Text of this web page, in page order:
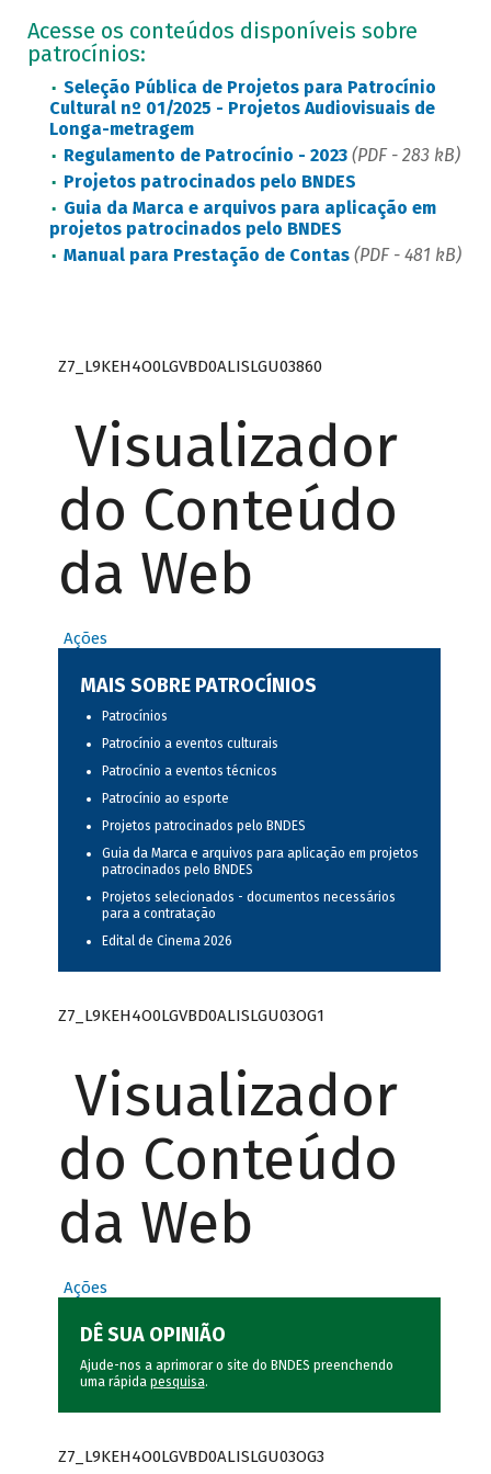
Acesse os conteúdos disponíveis sobre
patrocínios:
Seleção Pública de Projetos para Patrocínio
Cultural nº 01/2025 - Projetos Audiovisuais de
Longa-metragem
Regulamento de Patrocínio - 2023 (PDF - 283 kB)
Projetos patrocinados pelo BNDES
Guia da Marca e arquivos para aplicação em
projetos patrocinados pelo BNDES
Manual para Prestação de Contas (PDF - 481 kB)
Z7_L9KEH4O0LGVBD0ALISLGU03860
Visualizador
do Conteúdo
da Web
Ações
MAIS SOBRE PATROCÍNIOS
Patrocínios
Patrocínio a eventos culturais
Patrocínio a eventos técnicos
Patrocínio ao esporte
Projetos patrocinados pelo BNDES
Guia da Marca e arquivos para aplicação em projetos
patrocinados pelo BNDES
Projetos selecionados - documentos necessários
para a contratação
Edital de Cinema 2026
Z7_L9KEH4O0LGVBD0ALISLGU03OG1
Visualizador
do Conteúdo
da Web
Ações
DÊ SUA OPINIÃO
Ajude-nos a aprimorar o site do BNDES preenchendo
uma rápida pesquisa.
Z7_L9KEH4O0LGVBD0ALISLGU03OG3